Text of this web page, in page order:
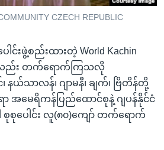
CZECH REPUBLIC
င်းဖွဲ့စည်းထားတဲ့ World Kachin
လည်း တက်ရောက်ကြသလို
သာလန်၊ ဂျာမနီ၊ ချက်၊ ဗြိတိန်တို့
မေရိကန်ပြည်ထောင်စုနဲ့ ဂျပန်နိုင်ငံ
ပေါင်း လူ(၈၀)ကျော် တက်ရောက်